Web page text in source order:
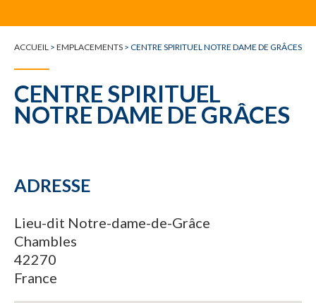
ACCUEIL > EMPLACEMENTS > CENTRE SPIRITUEL NOTRE DAME DE GRÂCES
CENTRE SPIRITUEL
NOTRE DAME DE GRÂCES
ADRESSE
Lieu-dit Notre-dame-de-Grâce
Chambles
42270
France